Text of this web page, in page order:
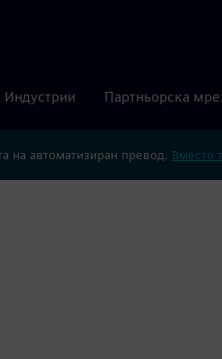
Индустрии Партньорска
на автоматизиран превод. Вместо